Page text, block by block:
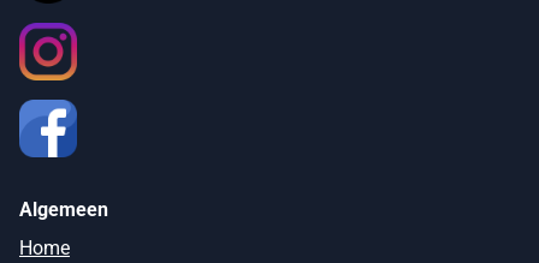
Algemeen
Home